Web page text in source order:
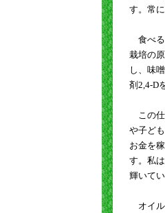
す。常
食べる
栽培の
し、味
剤2,4-D
この仕
や子ど
お金を
す。私
輝いて
オイル